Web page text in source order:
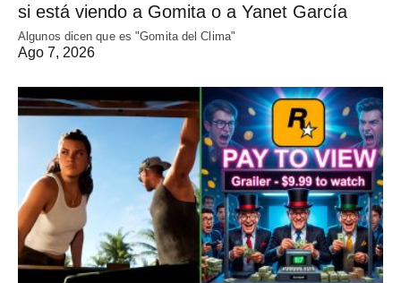
si está viendo a Gomita o a Yanet García
Algunos dicen que es "Gomita del Clima"
Ago 7, 2026